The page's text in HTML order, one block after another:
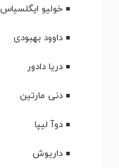
خولیو ایگلسیاس
داوود بهبودی
دریا دادور
دنی مارتین
دوآ لیپا
داریوش